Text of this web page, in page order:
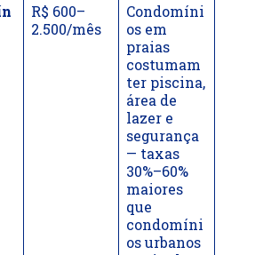
R$ 600–
2.500/mês
Condomíni
os em
praias
costumam
ter piscina,
área de
lazer e
segurança
— taxas
30%–60%
maiores
que
condomíni
os urbanos